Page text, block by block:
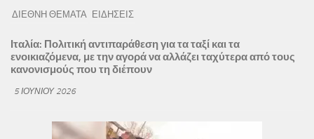
ΔΙΕΘΝΗ ΘΕΜΑΤΑ ΕΙΔΗΣΕΙΣ
Ιταλία: Πολιτική αντιπαράθεση για τα ταξί και τα
ενοικιαζόμενα, με την αγορά να αλλάζει ταχύτερα από τους
κανονισμούς που τη διέπουν
5 ΙΟΥΝΊΟΥ 2026